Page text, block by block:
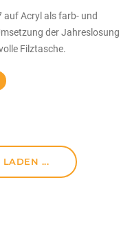
auf Acryl als farb- und
der Jahreslosung
Filztasche.
LADEN ...